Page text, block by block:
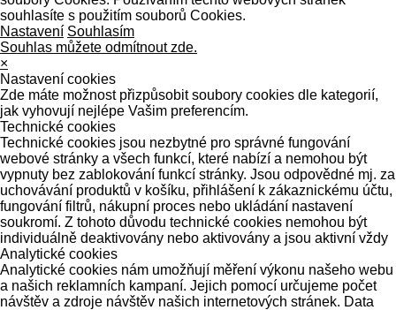
souhlasíte s použitím souborů Cookies.
Nastavení Souhlasím
Souhlas můžete odmítnout zde.
×
Nastavení cookies
Zde máte možnost přizpůsobit soubory cookies dle kategorií,
jak vyhovují nejlépe Vašim preferencím.
Technické cookies
Technické cookies jsou nezbytné pro správné fungování
webové stránky a všech funkcí, které nabízí a nemohou být
vypnuty bez zablokování funkcí stránky. Jsou odpovědné mj. za
uchovávání produktů v košíku, přihlášení k zákaznickému účtu,
fungování filtrů, nákupní proces nebo ukládání nastavení
soukromí. Z tohoto důvodu technické cookies nemohou být
individuálně deaktivovány nebo aktivovány a jsou aktivní vždy
Analytické cookies
Analytické cookies nám umožňují měření výkonu našeho webu
a našich reklamních kampaní. Jejich pomocí určujeme počet
návštěv a zdroje návštěv našich internetových stránek. Data